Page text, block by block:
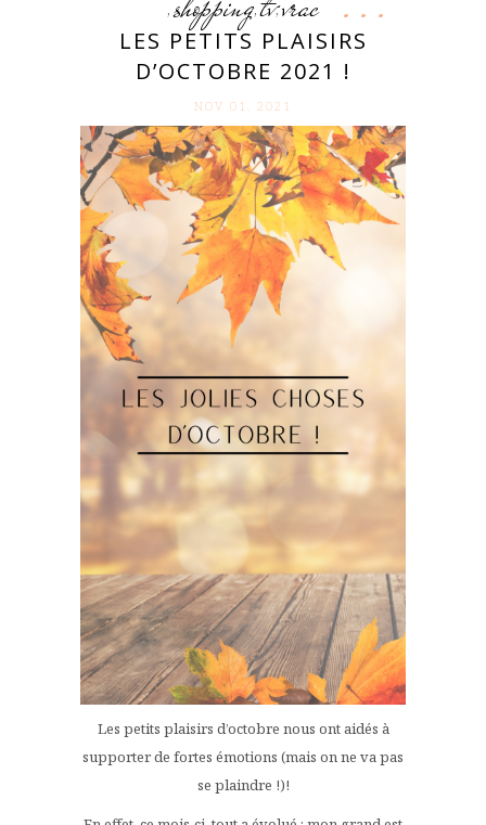
, , ,
LES PETITS PLAISIRS
D’OCTOBRE 2021 !
NOV 01. 2021
Les petits plaisirs d’octobre nous ont aidés à
supporter de fortes émotions (mais on ne va pas
se plaindre !)!